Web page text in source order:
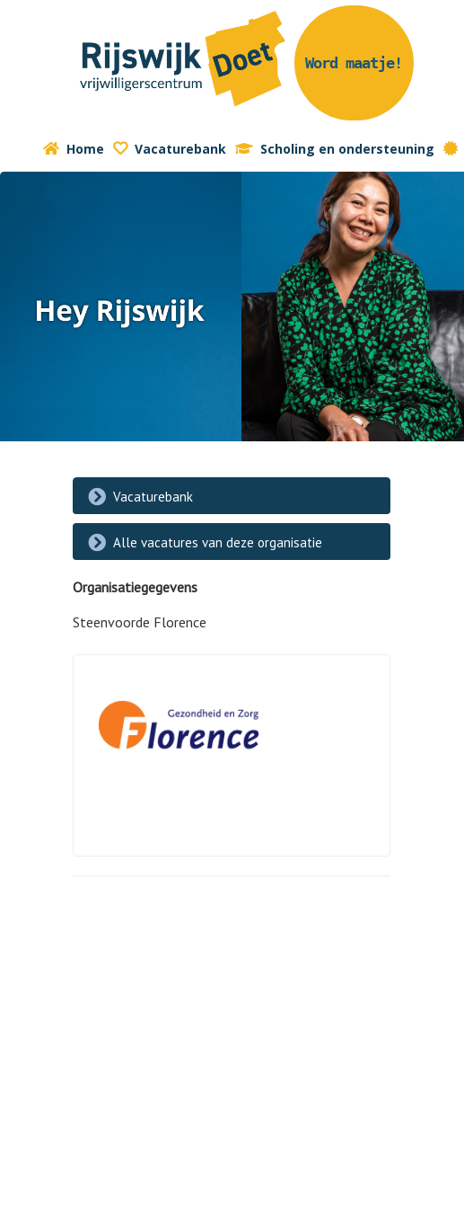
Word maatje!
Home Vacaturebank Scholing en ondersteuning
Vacaturebank
Alle vacatures van deze organisatie
Organisatiegegevens
Steenvoorde Florence